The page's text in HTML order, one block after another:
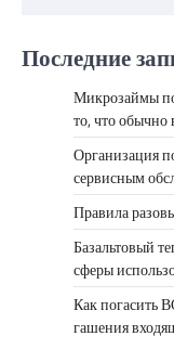
Последние
Микрозаймы
то, что обычно
Организация
сервисным
Правила
Базальтовый
сферы
Как погасить
гашения